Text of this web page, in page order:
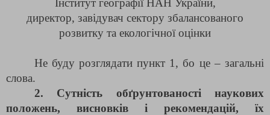
директор, завідувач сектору збалансованого
розвитку та екологічної оцінки
Не буду розглядати пункт 1, бо це – загальні
слова.
2. Сутність обґрунтованості наукових
положень, висновків і рекомендацій, їх